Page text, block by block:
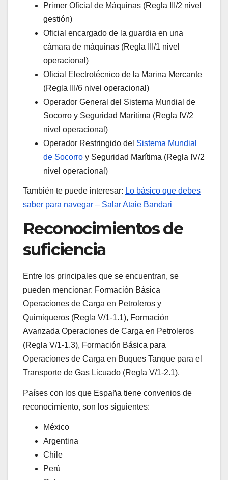
Primer Oficial de Máquinas (Regla III/2 nivel
gestión)
Oficial encargado de la guardia en una
cámara de máquinas (Regla III/1 nivel
operacional)
Oficial Electrotécnico de la Marina Mercante
(Regla III/6 nivel operacional)
Operador General del Sistema Mundial de
Socorro y Seguridad Marítima (Regla IV/2
nivel operacional)
Operador Restringido del Sistema Mundial
de Socorro y Seguridad Marítima (Regla IV/2
nivel operacional)
También te puede interesar: Lo básico que debes
saber para navegar – Salar Ataie Bandari
Reconocimientos de
suficiencia
Entre los principales que se encuentran, se
pueden mencionar: Formación Básica
Operaciones de Carga en Petroleros y
Quimiqueros (Regla V/1-1.1), Formación
Avanzada Operaciones de Carga en Petroleros
(Regla V/1-1.3), Formación Básica para
Operaciones de Carga en Buques Tanque para el
Transporte de Gas Licuado (Regla V/1-2.1).
Países con los que España tiene convenios de
reconocimiento, son los siguientes:
México
Argentina
Chile
Perú